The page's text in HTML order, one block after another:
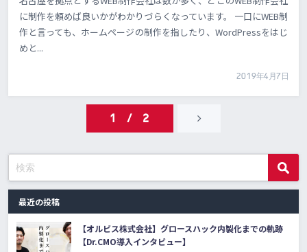
に制作を頼めば良いかがわかりづらくなっています。 一口にWEB制
作と言っても、ホームページの制作を指したり、WordPressをはじ
めと...
2019年4月7日
1 / 2
最近の投稿
【オルビス株式会社】グロースハック内製化までの軌跡
【Dr.CMO導入インタビュー】